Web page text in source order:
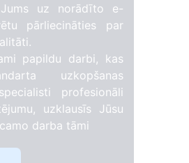
uz norādīto e-
pārliecināties par
papildu darbi, kas
uzkopšanas
profesionāli
uzklausīs Jūsu
darba tāmi